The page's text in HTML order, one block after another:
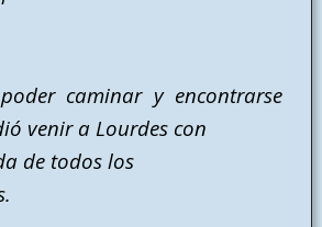
caminar y encontrarse
venir a Lourdes con
de todos los